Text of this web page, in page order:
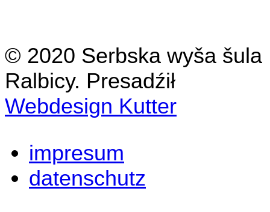
© 2020 Serbska wyša šula
Ralbicy. Presadźił
Webdesign Kutter
impresum
datenschutz